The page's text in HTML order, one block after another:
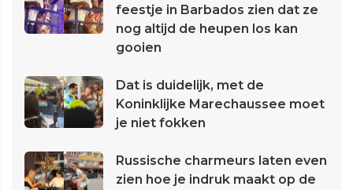
feestje in Barbados zien dat ze
nog altijd de heupen los kan
gooien
Dat is duidelijk, met de
Koninklijke Marechaussee moet
je niet fokken
Russische charmeurs laten even
zien hoe je indruk maakt op de